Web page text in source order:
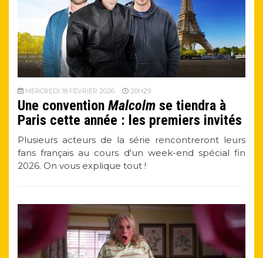
MERCREDI 18 FÉVRIER 2026 20H29
Une convention Malcolm se tiendra à
Paris cette année : les premiers invités
Plusieurs acteurs de la série rencontreront leurs
fans français au cours d'un week-end spécial fin
2026. On vous explique tout !